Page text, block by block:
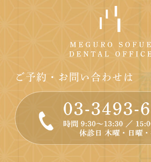
ご予約・お問い合わせは